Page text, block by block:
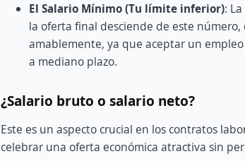
El Salario Mínimo (Tu límite inferior):
la oferta final desciende de este
amablemente, ya que aceptar un
a mediano plazo.
¿Salario bruto o salario neto?
Este es un aspecto crucial en los contratos
celebrar una oferta económica atractiva sin